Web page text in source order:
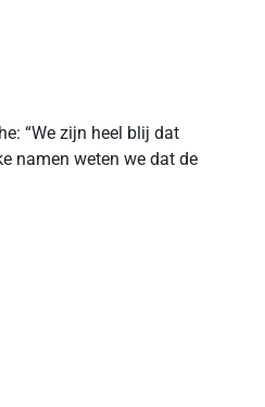
“We zijn heel blij dat
namen weten we dat de